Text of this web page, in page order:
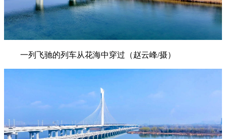
一列飞驰的列车从花海中穿过（赵云峰/摄）